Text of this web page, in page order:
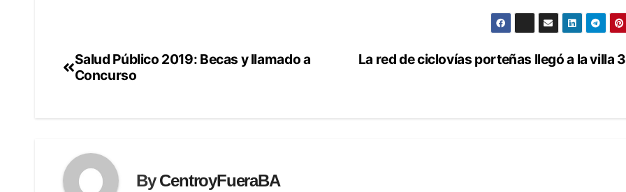
Navegación
La red de ciclovías porteñas llegó a la villa
Salud Público 2019: Becas y llamado a
Concurso
ByCentroyFueraBA